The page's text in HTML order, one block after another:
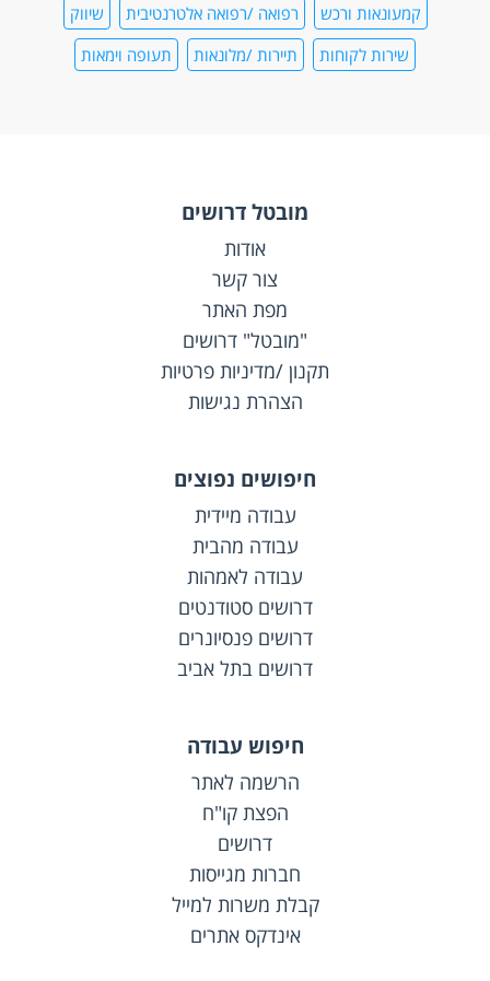
קמעונאות ורכש
רפואה /רפואה אלטרנטיבית
שיווק
שירות לקוחות
תיירות /מלונאות תעופה וימאות
מובטל דרושים
אודות
צור קשר
מפת האתר
"מובטל" דרושים
תקנון /מדיניות פרטיות
הצהרת נגישות
חיפושים נפוצים
עבודה מיידית
עבודה מהבית
עבודה לאמהות
דרושים סטודנטים
דרושים פנסיונרים
דרושים בתל אביב
חיפוש עבודה
הרשמה לאתר
הפצת קו"ח
דרושים
חברות מגייסות
קבלת משרות למייל
אינדקס אתרים